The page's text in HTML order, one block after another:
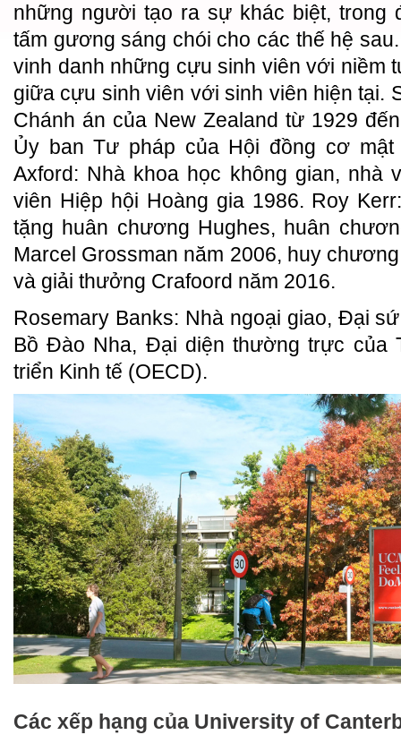
những người tạo ra sự khác biệt, trong
tấm gương sáng chói cho các thế hệ
vinh danh những cựu sinh viên với niềm
giữa cựu sinh viên với sinh viên hiện tại.
Chánh án của New Zealand từ 1929
Ủy ban Tư pháp của Hội đồng cơ mật
Axford: Nhà khoa học không gian, nhà
viên Hiệp hội Hoàng gia 1986. Roy
tặng huân chương Hughes, huân
Marcel Grossman năm 2006, huy
và giải thưởng Crafoord năm 2016.
Rosemary Banks: Nhà ngoại giao, Đại
Bồ Đào Nha, Đại diện thường trực của
triển Kinh tế (OECD).
Các xếp hạng của University of